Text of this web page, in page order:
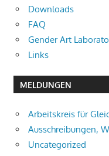
Downloads
FAQ
Gender Art
Links
MELDUNGEN
Arbeitskreis für
Ausschreibungen,
Uncategorized